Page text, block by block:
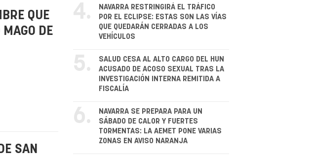
QUE
MAGO DE
SAN
4.
NAVARRA RESTRINGIRÁ EL TRÁFICO
POR EL ECLIPSE: ESTAS SON LAS VÍAS
QUE QUEDARÁN CERRADAS A LOS
VEHÍCULOS
5.
SALUD CESA AL ALTO CARGO DEL HUN
ACUSADO DE ACOSO SEXUAL TRAS LA
INVESTIGACIÓN INTERNA REMITIDA A
FISCALÍA
6.
NAVARRA SE PREPARA PARA UN
SÁBADO DE CALOR Y FUERTES
TORMENTAS: LA AEMET PONE VARIAS
ZONAS EN AVISO NARANJA